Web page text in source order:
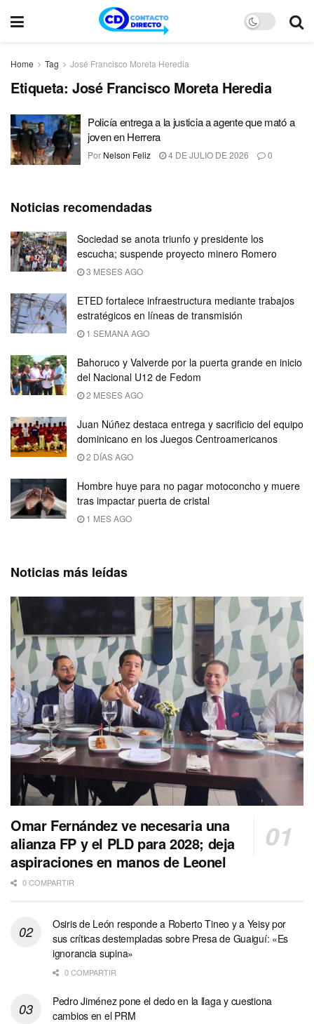
Home Tag José Francisco Moreta Heredia
Etiqueta: José Francisco Moreta Heredia
Policía entrega a la justicia a agente que mató a
joven en Herrera
Por Nelson Feliz 4 DE JULIO DE 2026 0
Noticias recomendadas
Sociedad se anota triunfo y presidente los
escucha; suspende proyecto minero Romero
3 MESES AGO
ETED fortalece infraestructura mediante trabajos
estratégicos en líneas de transmisión
1 SEMANA AGO
Bahoruco y Valverde por la puerta grande en inicio
del Nacional U12 de Fedom
2 MESES AGO
Juan Núñez destaca entrega y sacrificio del equipo
dominicano en los Juegos Centroamericanos
2 DÍAS AGO
Hombre huye para no pagar motoconcho y muere
tras impactar puerta de cristal
1 MES AGO
Noticias más leídas
Omar Fernández ve necesaria una
alianza FP y el PLD para 2028; deja
aspiraciones en manos de Leonel
0 COMPARTIR
Osiris de León responde a Roberto Tineo y a Yeisy por
sus críticas destempladas sobre Presa de Guaiguí: «Es
ignorancia supina»
0 COMPARTIR
Pedro Jiménez pone el dedo en la llaga y cuestiona
cambios en el PRM